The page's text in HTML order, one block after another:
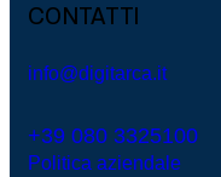
CONTATTI
info@digitarca.it
+39 080 3325100
Politica aziendale